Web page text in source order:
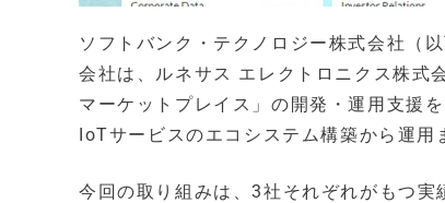
ソフトバンク・テクノロジー株式会社（
会社は、ルネサス エレクトロニクス株式
マーケットプレイス」の開発・運用支援
IoTサービスのエコシステム構築から運用
今回の取り組みは、3社それぞれがもつ